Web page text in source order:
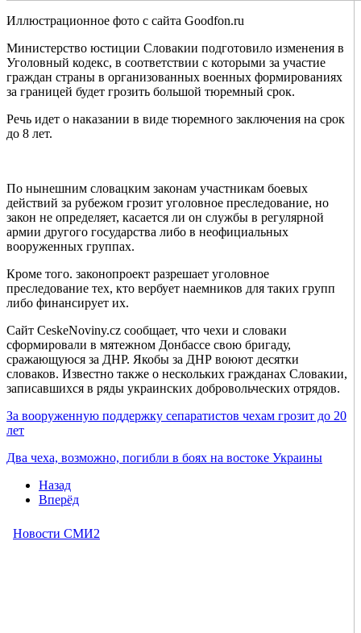
Иллюстрационное фото с сайта Goodfon.ru
Министерство юстиции Словакии подготовило изменения в
Уголовный кодекс, в соответствии с которыми за участие
граждан страны в организованных военных формированиях
за границей будет грозить большой тюремный срок.
Речь идет о наказании в виде тюремного заключения на срок
до 8 лет.
По нынешним словацким законам участникам боевых
действий за рубежом грозит уголовное преследование, но
закон не определяет, касается ли он службы в регулярной
армии другого государства либо в неофициальных
вооруженных группах.
Кроме того. законопроект разрешает уголовное
преследование тех, кто вербует наемников для таких групп
либо финансирует их.
Сайт CeskeNoviny.cz сообщает, что чехи и словаки
сформировали в мятежном Донбассе свою бригаду,
сражающуюся за ДНР. Якобы за ДНР воюют десятки
словаков. Известно также о нескольких гражданах Словакии,
записавшихся в ряды украинских добровольческих отрядов.
За вооруженную поддержку сепаратистов чехам грозит до 20
лет
Два чеха, возможно, погибли в боях на востоке Украины
Назад
Вперёд